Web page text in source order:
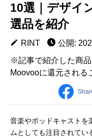
10選｜デザイ
選品を紹介
RINT
公開:
※記事で紹介した商
Moovooに還元される
音楽やポッドキャストを
ムとしても注目されてい